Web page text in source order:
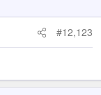
#12,123